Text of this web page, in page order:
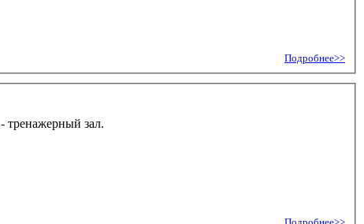
Подробнее>>
тренажерный зал.